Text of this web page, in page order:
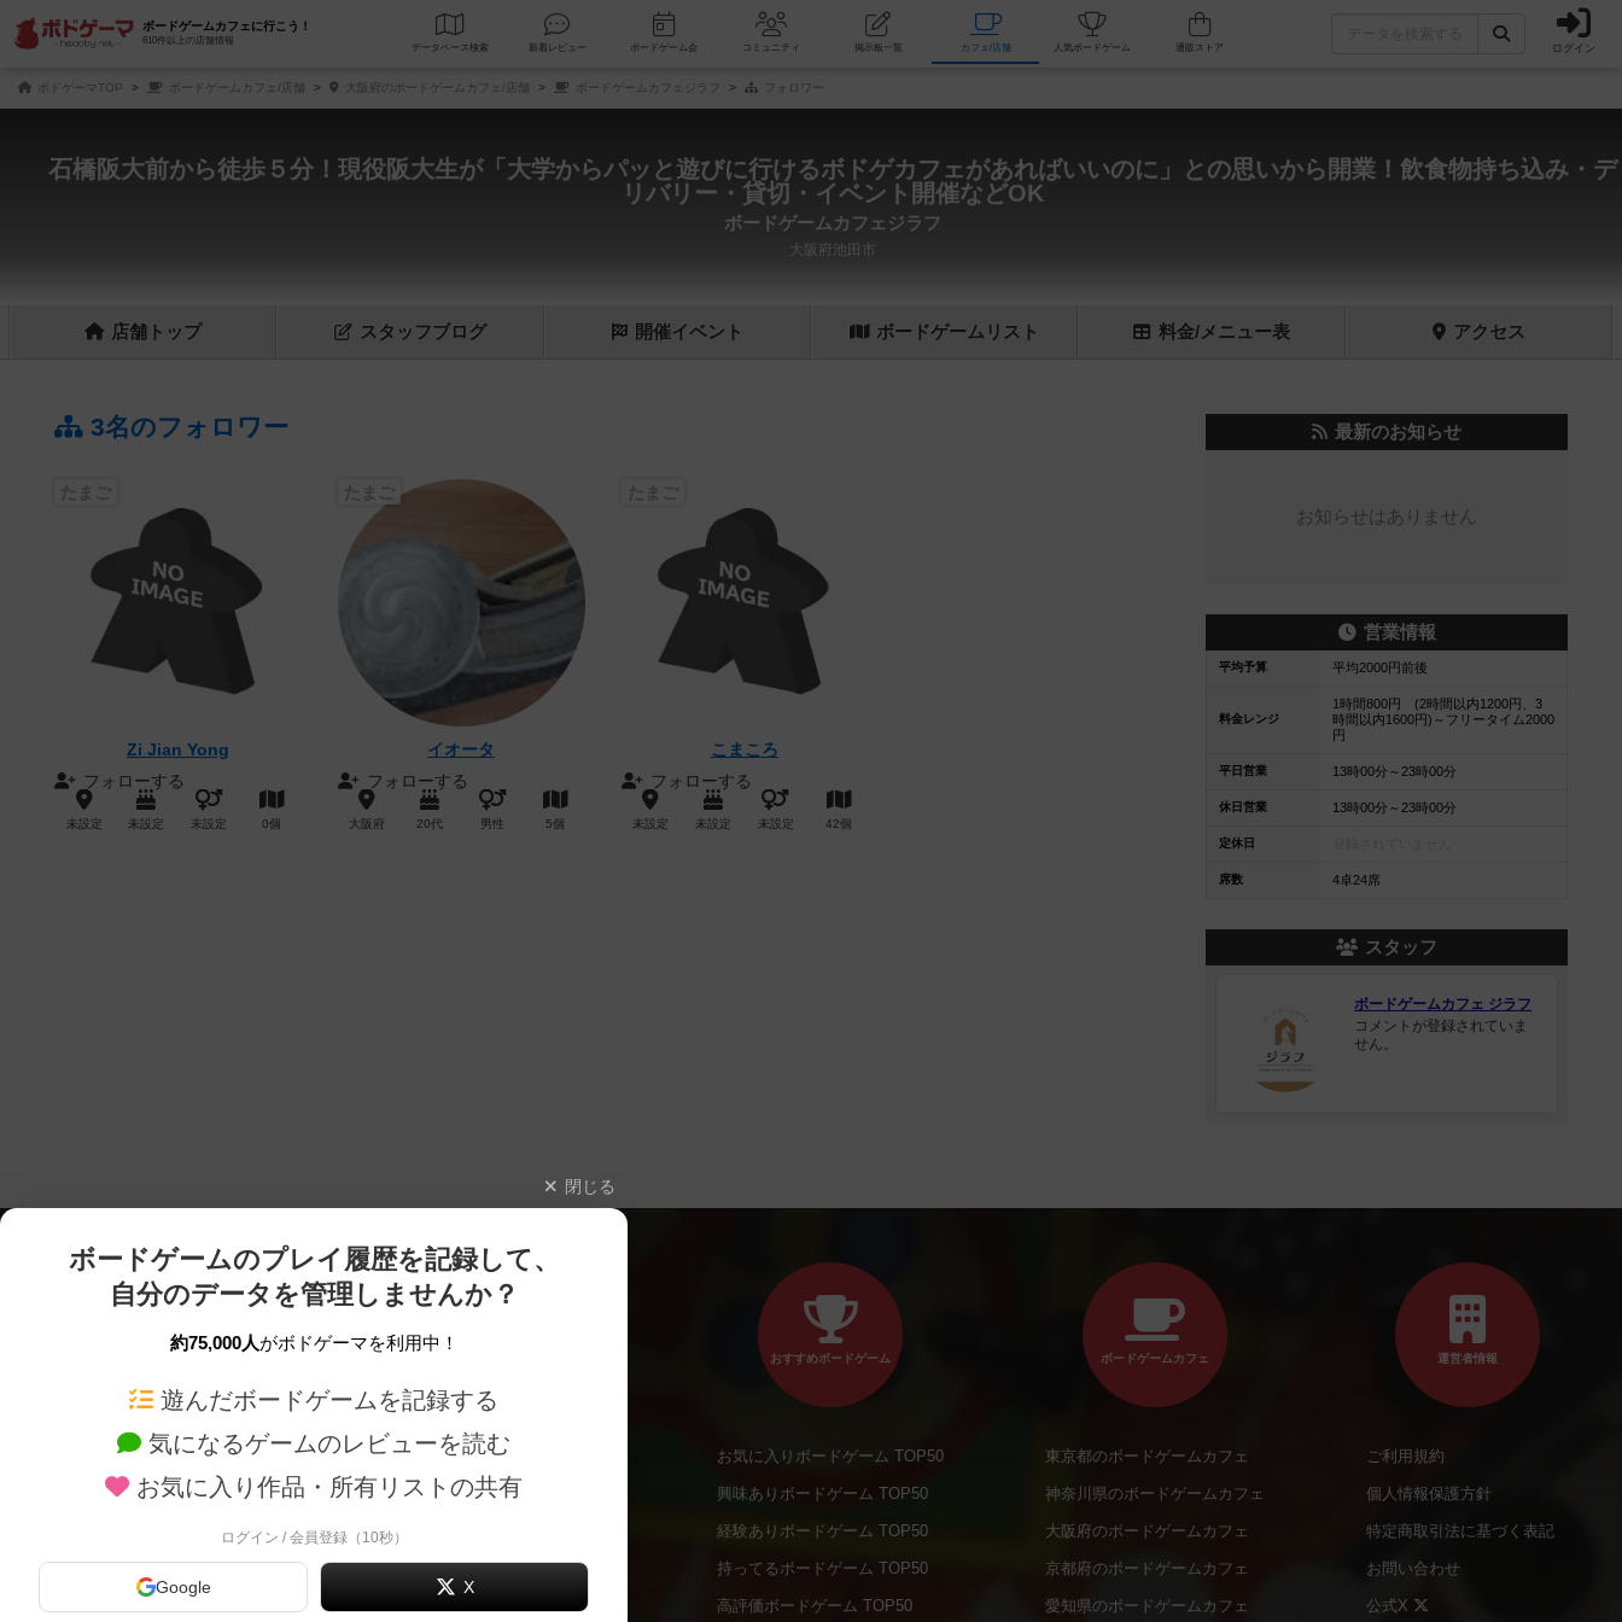
ボードゲームカフェに行こう！
610件以上の店舗情報
データベース 検索 新着レビュー ボードゲーム会 コミュニティ 掲示板一覧 カフェ/店舗 人気ボードゲーム ログイン
ボドゲーマTOP ボードゲームカフェ/店舗 大阪府のボードゲームカフェ/店舗 ボードゲームカフェジラフ フォロワー
石橋阪大前から徒歩５分！現役阪大生が「大学からパッと遊びに行けるボドゲカフェがあればいいのに」との思いから開業！飲食物持ち込み・デ
リバリー・貸切・イベント開催などOK
ボードゲームカフェジラフ
大阪府池田市
店舗 トップ スタッフブログ 開催イベント ボードゲーム リスト 料金/メニュー表 アクセス
3名のフォロワー
Zi Jian Yong
フォローする
未設定 未設定 未設定 0個
イオータ
フォローする
大阪府 20代 男性 5個
こまころ
フォローする
未設定 未設定 未設定 42個
最新のお知らせ
お知らせはありません
営業情報
平均予算 平均2000円前後
料金レンジ
1時間800円 (2時間以内1200円、3
時間以内1600円)～フリータイム2000
円
平日営業 13時00分～23時00分
休日営業 13時00分～23時00分
定休日
席数 4卓24席
スタッフ
ボードゲームカフェ ジラフ
コメントが登録されていま
せん。
閉じる
ボードゲームのプレイ履歴を記録して、
自分のデータを管理しませんか？
約75,000人がボドゲーマを利用中！
遊んだボードゲームを記録する
気になるゲームのレビューを読む
お気に入り作品・所有リストの共有
ログイン / 会員登録（10秒）
Google X
ボードゲームを検索する
ボードゲームの新着レビュー
メカニクス特集
新作・再入荷情報
定番ボードゲームの通販商品
国産ボードゲームの通販商品
子供向けボードゲームの通販商品
おすすめボードゲーム
お気に入りボードゲーム TOP50
興味ありボードゲーム TOP50
経験ありボードゲーム TOP50
持ってるボードゲーム TOP50
高評価ボードゲーム TOP50
ボードゲームカフェ
東京都のボードゲームカフェ
神奈川県のボードゲームカフェ
大阪府のボードゲームカフェ
京都府のボードゲームカフェ
愛知県のボードゲームカフェ
運営者情報
ご利用規約
個人情報保護方針
特定商取引法に基づく表記
お問い合わせ
公式X